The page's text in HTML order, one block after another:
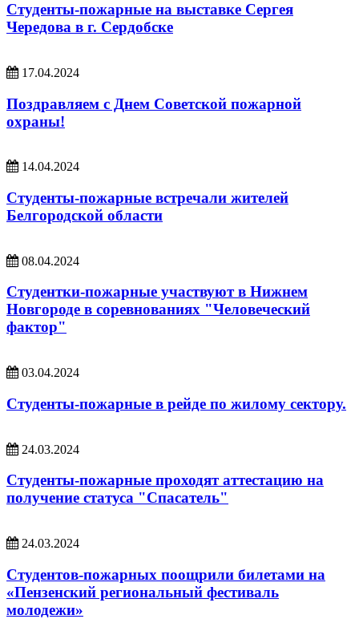
Студенты-пожарные на выставке Сергея
Чередова в г. Сердобске
17.04.2024
Поздравляем с Днем Советской пожарной
охраны!
14.04.2024
Студенты-пожарные встречали жителей
Белгородской области
08.04.2024
Студентки-пожарные участвуют в Нижнем
Новгороде в соревнованиях "Человеческий
фактор"
03.04.2024
Студенты-пожарные в рейде по жилому сектору.
24.03.2024
Студенты-пожарные проходят аттестацию на
получение статуса "Спасатель"
24.03.2024
Студентов-пожарных поощрили билетами на
«Пензенский региональный фестиваль
молодежи»